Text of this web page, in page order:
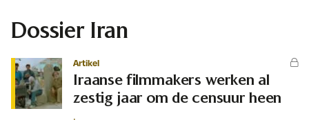
Dossier Iran
Artikel
Iraanse filmmakers werken al
zestig jaar om de censuur heen